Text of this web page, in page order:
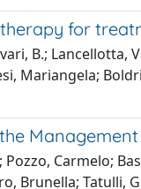
for
B.; Lancellotta,
Mariangela;
Carmelo;
Brunella;